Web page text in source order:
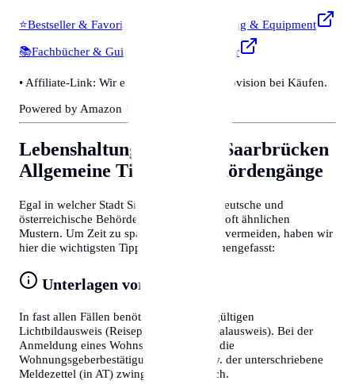
⭐Bestseller & Favoriten
Profi-Werkzeug & Equipment
📚Fachbücher & Guides Smarte Helfer
• Affiliate-Link: Wir erhalten eine kleine Provision bei Käufen.
Powered by Amazon 🛒
Lebenshaltungskosten in Saarbrücken
Allgemeine Tipps für Behördengänge
Egal in welcher Stadt Sie sich befinden, deutsche und
österreichische Behördenprozesse folgen oft ähnlichen
Mustern. Um Zeit zu sparen und Frust zu vermeiden, haben wir
hier die wichtigsten Tipps für Sie zusammengefasst:
Unterlagen vorbereiten
In fast allen Fällen benötigen Sie einen gültigen
Lichtbildausweis (Reisepass oder Personalausweis). Bei der
Anmeldung eines Wohnsitzes ist zudem die
Wohnungsgeberbestätigung (in DE) bzw. der unterschriebene
Meldezettel (in AT) zwingend erforderlich.